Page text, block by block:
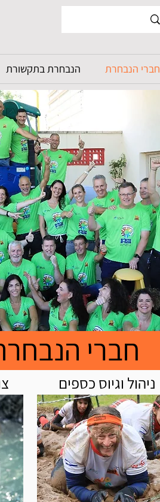
חברי הנבחרת הנבחרת בתקשורת
חברי הנבחרת
ניהול וגיוס כספים